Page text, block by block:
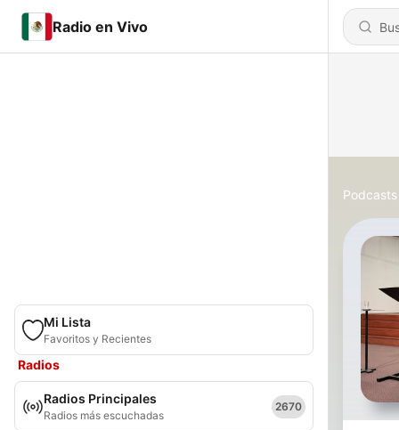
Radio en Vivo
Mi Lista
Favoritos y Recientes
Radios
Radios Principales
Radios más escuchadas
2670
Podcasts